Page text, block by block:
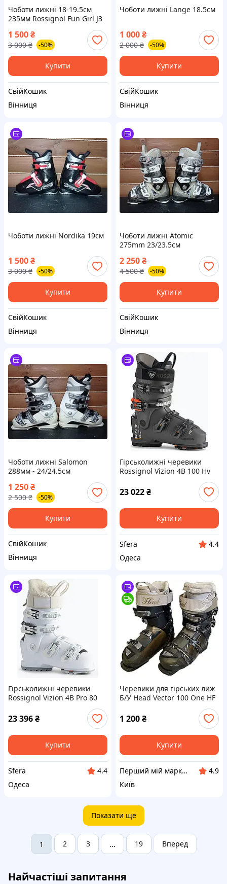
Чоботи лижні 18-19.5см
235мм Rossignol Fun Girl J3
1 500₴
3 000 ₴ -50%
Купити
СвійКошик
Вінниця
Чоботи лижні Lange 18.5см
1 000₴
2 000 ₴ -50%
Купити
СвійКошик
Вінниця
Чоботи лижні Nordika 19см
1 500₴
3 000 ₴ -50%
Купити
СвійКошик
Вінниця
Чоботи лижні Atomic
275mm 23/23.5см
2 250₴
4 500 ₴ -50%
Купити
СвійКошик
Вінниця
Чоботи лижні Salomon
288мм - 24/24.5см
1 250₴
2 500 ₴ -50%
Купити
СвійКошик
Вінниця
Гірськолижні черевики
Rossignol Vizion 4B 100 Hv
23 022₴
Купити
Sfera
4.4
Одеса
Гірськолижні черевики
Rossignol Vizion 4B Pro 80
23 396₴
Купити
Sfera
4.4
Одеса
Черевики для гірських лиж
Б/У Head Vector 100 One HF
1 200₴
Купити
Перший мій маркет
4.9
Київ
Показати ще
1 2 3 ... 19 Вперед
Найчастіші запитання